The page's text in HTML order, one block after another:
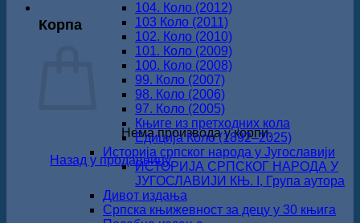
Корпа
Нема производа у корпи.
Назад у продавницу
104. Коло (2012)
103 Коло (2011)
102. Коло (2010)
101. Коло (2009)
100. Коло (2008)
99. Коло (2007)
98. Коло (2006)
97. Коло (2005)
Књиге из претходних кола
Едиција Коло (1892‒2025)
Историја српског народа у Југославији
ИСТОРИЈА СРПСКОГ НАРОДА У
ЈУГОСЛАВИЈИ КЊ. I, Група аутора
Дивот издања
Српска књижевност за децу у 30 књига